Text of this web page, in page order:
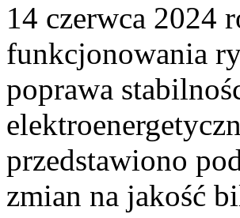
14 czerwca 2024
funkcjonowania
poprawa
przedstawiono
zmian na jakość